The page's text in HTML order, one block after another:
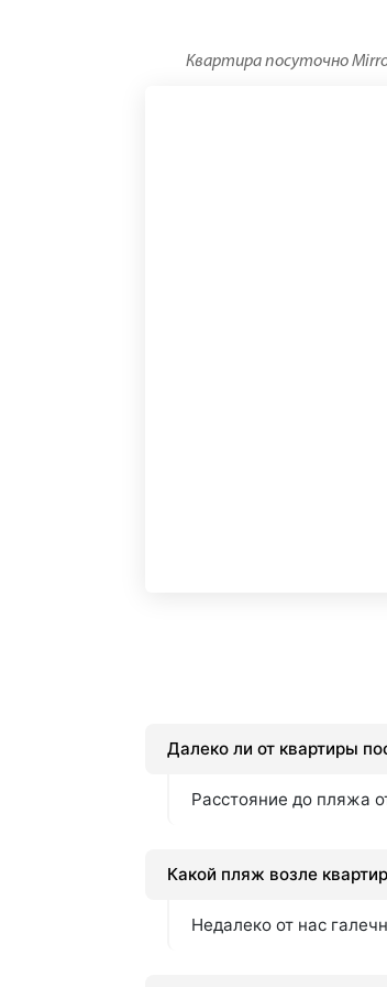
Квартира посуточно
Далеко ли от квартиры
Расстояние до пляжа
Какой пляж возле
Недалеко от нас